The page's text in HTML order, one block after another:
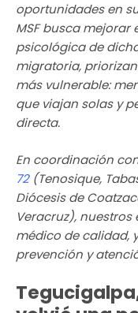
oportunidades en
MSF busca
psicológica de
migratoria,
más vulnerable:
que viajan solas y
directa.
En coordinación
72(Tenosique,
Diócesis de
Veracruz),
médico de calidad,
prevención y